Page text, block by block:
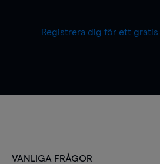
Registrera dig för ett
VANLIGA FRÅGOR